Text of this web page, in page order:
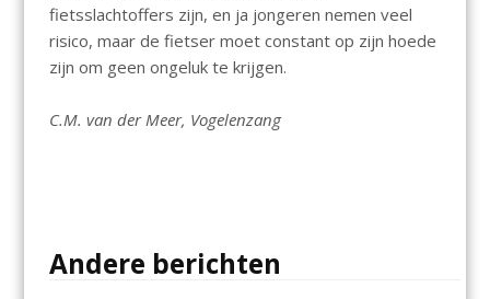
fietsslachtoffers zijn, en ja jongeren nemen veel
risico, maar de fietser moet constant op zijn hoede
zijn om geen ongeluk te krijgen.
C.M. van der Meer, Vogelenzang
Andere berichten